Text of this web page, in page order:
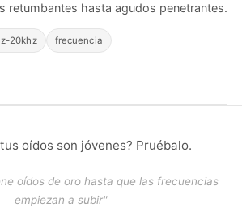
retumbantes hasta agudos penetrantes.
20khz frecuencia
oídos son jóvenes? Pruébalo.
oídos de oro hasta que las frecuencias
empiezan a subir"